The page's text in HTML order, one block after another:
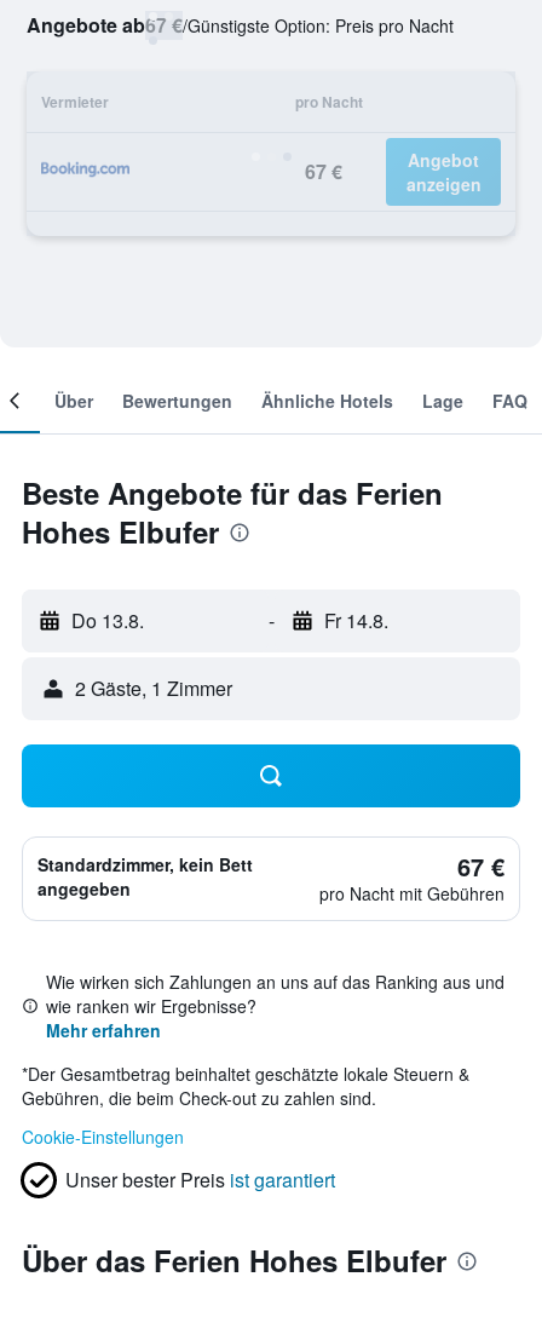
Angebote ab67 €/Günstigste Option: Preis pro Nacht
Vermieter pro Nacht
67 €
Angebot
anzeigen
Über Bewertungen Ähnliche Hotels Lage FAQ
Beste Angebote für das Ferien
Hohes Elbufer
Do 13.8. - Fr 14.8.
2 Gäste, 1 Zimmer
Standardzimmer, kein Bett
angegeben
67 €
pro Nacht mit Gebühren
Wie wirken sich Zahlungen an uns auf das Ranking aus und
wie ranken wir Ergebnisse?
Mehr erfahren
*Der Gesamtbetrag beinhaltet geschätzte lokale Steuern &
Gebühren, die beim Check-out zu zahlen sind.
Cookie-Einstellungen
Unser bester Preis ist garantiert
Über das Ferien Hohes Elbufer